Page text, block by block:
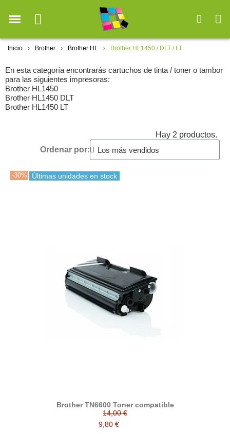
Inicio Brother Brother HL Brother HL1450 / DLT / LT
En esta categoría encontrarás cartuchos de tinta / toner o tambor
para las siguientes impresoras:
Brother HL1450
Brother HL1450 DLT
Brother HL1450 LT
Hay 2 productos.
Ordenar por:
-30% Últimas unidades en stock
Brother TN6600 Toner compatible
14,00 €
9,80 €